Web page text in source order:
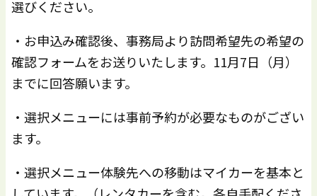
選びください。
・お申込み確認後、事務局より訪問希望先の希望の
確認フォームをお送りいたします。11月7日（月）
までに回答願います。
・選択メニューには事前予約が必要なものがござい
ます。
・選択メニュー体験先への移動はマイカーを基本と